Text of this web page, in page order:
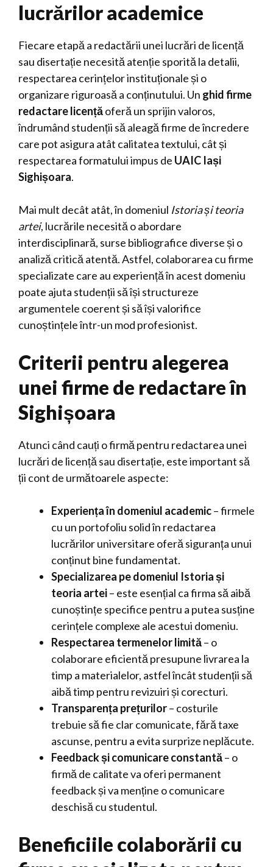
lucrărilor academice
Fiecare etapă a redactării unei lucrări de licență
sau disertație necesită atenție sporită la detalii,
respectarea cerințelor instituționale și o
organizare riguroasă a conținutului. Un ghid firme
redactare licențăoferă un sprijin valoros,
îndrumând studenții să aleagă firme de încredere
care pot asigura atât calitatea textului, cât și
respectarea formatului impus de UAIC Iași
Sighișoara.
Mai mult decât atât, în domeniul Istoria și teoria
artei, lucrările necesită o abordare
interdisciplinară, surse bibliografice diverse și o
analiză critică atentă. Astfel, colaborarea cu firme
specializate care au experiență în acest domeniu
poate ajuta studenții să își structureze
argumentele coerent și să își valorifice
cunoștințele într-un mod profesionist.
Criterii pentru alegerea
unei firme de redactare în
Sighișoara
Atunci când cauți o firmă pentru redactarea unei
lucrări de licență sau disertație, este important să
ții cont de următoarele aspecte:
Experiența în domeniul academic– firmele
cu un portofoliu solid în redactarea
lucrărilor universitare oferă siguranța unui
conținut bine fundamentat.
Specializarea pe domeniul Istoria și
teoria artei– este esențial ca firma să aibă
cunoștințe specifice pentru a putea susține
cerințele complexe ale acestui domeniu.
Respectarea termenelor limită– o
colaborare eficientă presupune livrarea la
timp a materialelor, astfel încât studenții să
aibă timp pentru revizuiri și corecturi.
Transparența prețurilor– costurile
trebuie să fie clar comunicate, fără taxe
ascunse, pentru a evita surprize neplăcute.
Feedback și comunicare constantă– o
firmă de calitate va oferi permanent
feedback și va menține o comunicare
deschisă cu studentul.
Beneficiile colaborării cu